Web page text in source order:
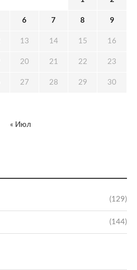
(129)
(144)
6 7 8 9
13 14 15 16
20 21 22 23
27 28 29 30
« Июл